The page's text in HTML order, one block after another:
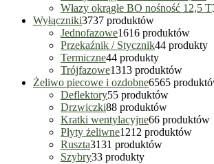
Włazy okrągłe BO nośność 12,5 T
Wyłączniki3737 produktów
Jednofazowe1616 produktów
Przekaźnik / Stycznik44 produkty
Termiczne44 produkty
Trójfazowe1313 produktów
Żeliwo piecowe i ozdobne6565
Deflektory55 produktów
Drzwiczki88 produktów
Kratki wentylacyjne66 produktów
Płyty żeliwne1212 produktów
Ruszta3131 produktów
Szybry33 produkty